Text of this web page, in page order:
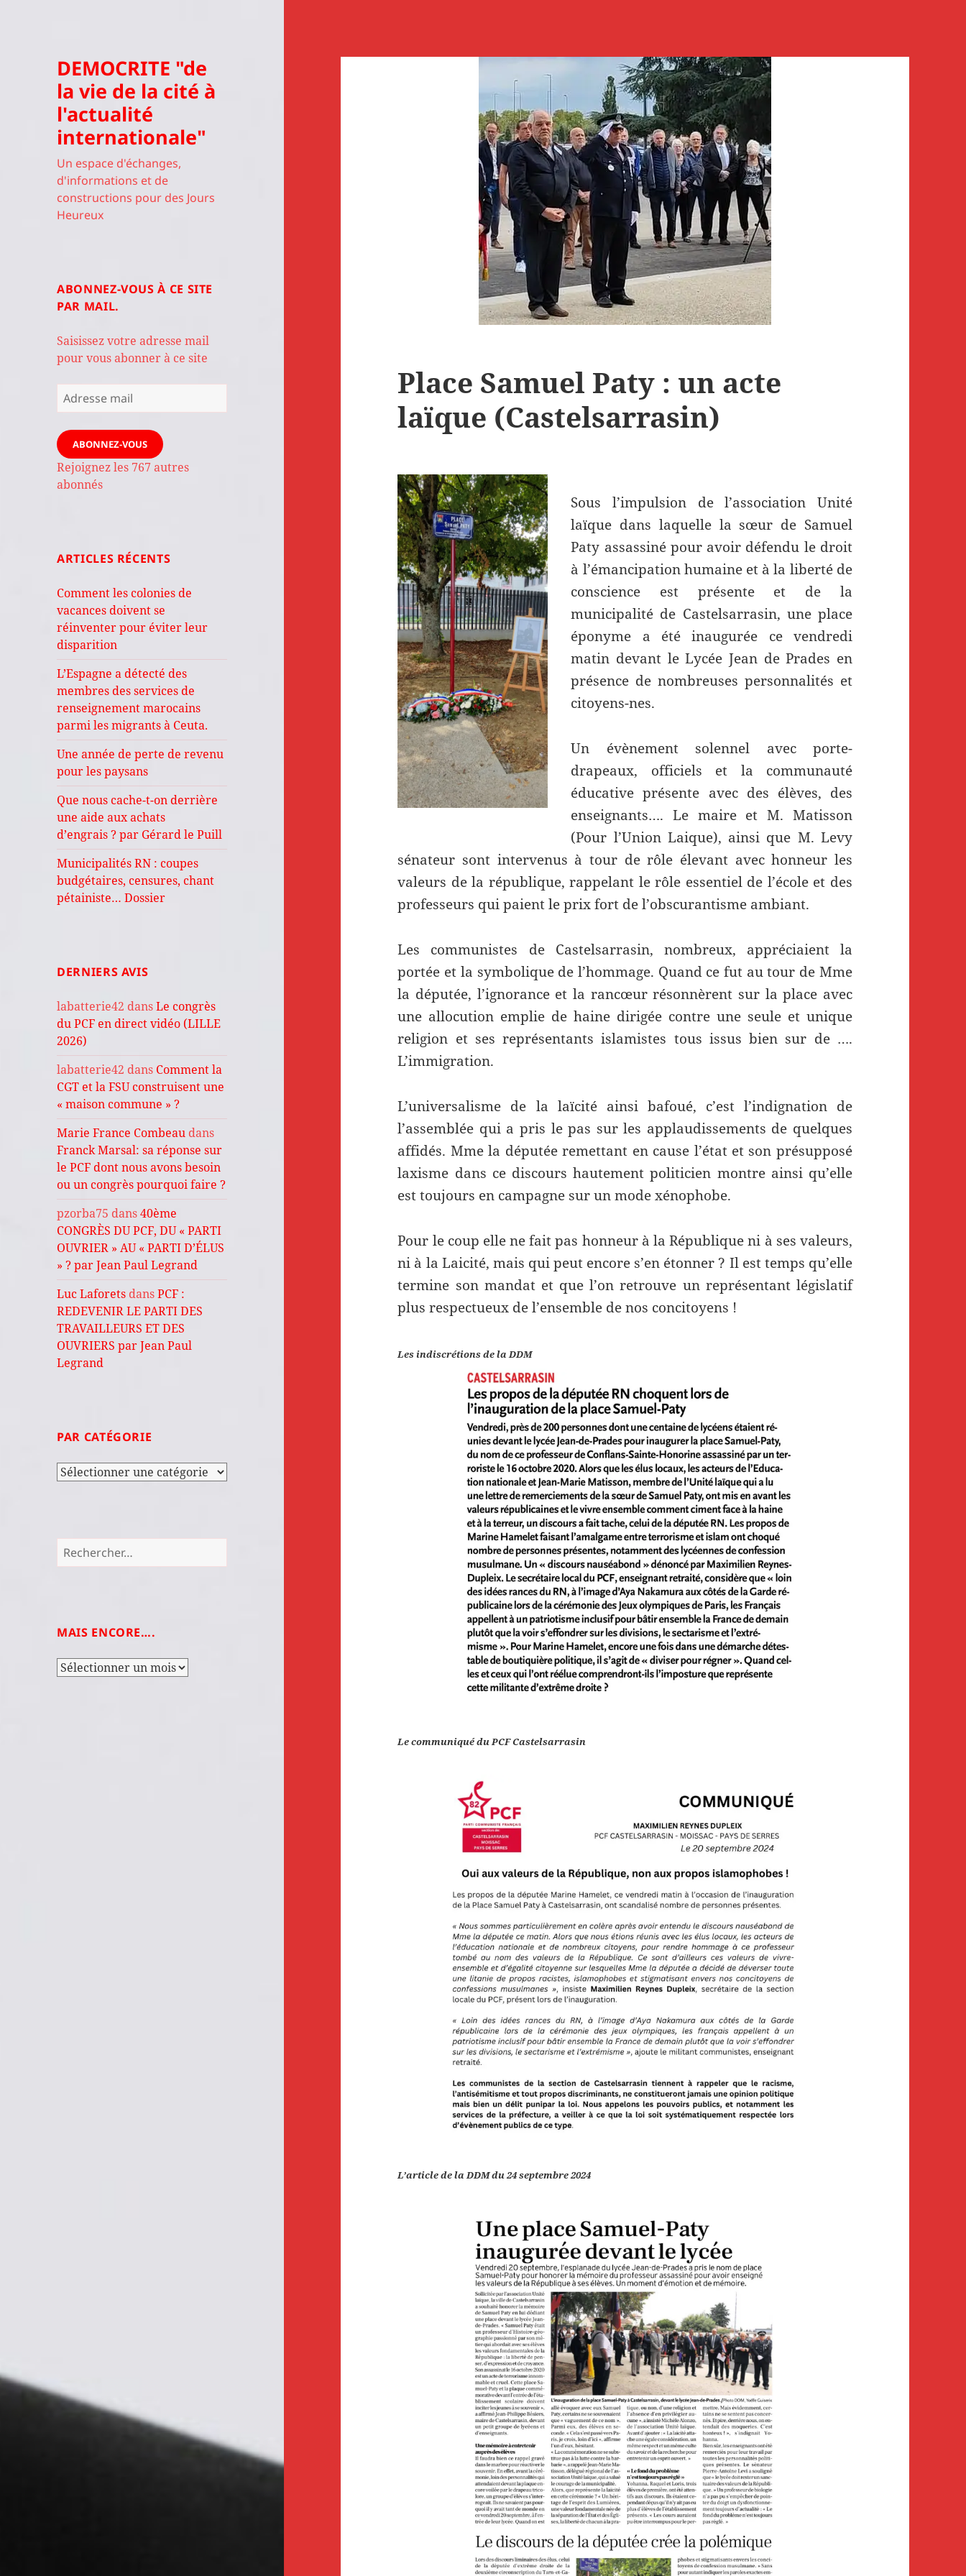
DEMOCRITE "de
la vie de la cité à
l'actualité
internationale"
Un espace d'échanges,
d'informations et de
constructions pour des Jours
Heureux
ABONNEZ-VOUS À CE SITE
PAR MAIL.
Saisissez votre adresse mail
pour vous abonner à ce site
Adresse
mail
ABONNEZ-VOUS
Rejoignez les 767 autres
abonnés
ARTICLES RÉCENTS
Comment les colonies de
vacances doivent se
réinventer pour éviter leur
disparition
L’Espagne a détecté des
membres des services de
renseignement marocains
parmi les migrants à Ceuta.
Une année de perte de revenu
pour les paysans
Que nous cache-t-on derrière
une aide aux achats
d’engrais ? par Gérard le Puill
Municipalités RN : coupes
budgétaires, censures, chant
pétainiste… Dossier
DERNIERS AVIS
labatterie42 dansLe congrès
du PCF en direct vidéo (LILLE
2026)
labatterie42 dans Comment la
CGT et la FSU construisent une
« maison commune » ?
Marie France Combeau dans
Franck Marsal: sa réponse sur
le PCF dont nous avons besoin
ou un congrès pourquoi faire ?
pzorba75 dans40ème
CONGRÈS DU PCF, DU « PARTI
OUVRIER » AU « PARTI D’ÉLUS
» ? par Jean Paul Legrand
Luc Laforets dansPCF :
REDEVENIR LE PARTI DES
TRAVAILLEURS ET DES
OUVRIERS par Jean Paul
Legrand
PAR CATÉGORIE
Par
Rechercher :
MAIS ENCORE….
Mais
Place Samuel Paty : un acte
laïque (Castelsarrasin)
Sous l’impulsion de l’association Unité
laïque dans laquelle la sœur de Samuel
Paty assassiné pour avoir défendu le droit
à l’émancipation humaine et à la liberté de
conscience est présente et de la
municipalité de Castelsarrasin, une place
éponyme a été inaugurée ce vendredi
matin devant le Lycée Jean de Prades en
présence de nombreuses personnalités et
citoyens-nes.
Un évènement solennel avec porte-
drapeaux, officiels et la communauté
éducative présente avec des élèves, des
enseignants…. Le maire et M. Matisson
(Pour l’Union Laique), ainsi que M. Levy
sénateur sont intervenus à tour de rôle élevant avec honneur les
valeurs de la république, rappelant le rôle essentiel de l’école et des
professeurs qui paient le prix fort de l’obscurantisme ambiant.
Les communistes de Castelsarrasin, nombreux, appréciaient la
portée et la symbolique de l’hommage. Quand ce fut au tour de Mme
la députée, l’ignorance et la rancœur résonnèrent sur la place avec
une allocution emplie de haine dirigée contre une seule et unique
religion et ses représentants islamistes tous issus bien sur de ….
L’immigration.
L’universalisme de la laïcité ainsi bafoué, c’est l’indignation de
l’assemblée qui a pris le pas sur les applaudissements de quelques
affidés. Mme la députée remettant en cause l’état et son présupposé
laxisme dans ce discours hautement politicien montre ainsi qu’elle
est toujours en campagne sur un mode xénophobe.
Pour le coup elle ne fait pas honneur à la République ni à ses valeurs,
ni à la Laicité, mais qui peut encore s’en étonner ? Il est temps qu’elle
termine son mandat et que l’on retrouve un représentant législatif
plus respectueux de l’ensemble de nos concitoyens !
Les indiscrétions de la DDM
Le communiqué du PCF Castelsarrasin
L’article de la DDM du 24 septembre 2024